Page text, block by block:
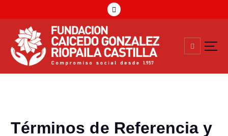
Compromiso Social Desde 1957
Términos de Referencia y